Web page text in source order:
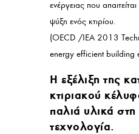
ενέργειας που
ψύξη ενός κτιρίου.
(OECD /IEA 2013
energy efficient building
Η εξέλιξη της
κτιριακού
παλιά υλικά
τεχνολογία.